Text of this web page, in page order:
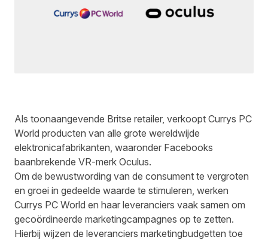
Als toonaangevende Britse retailer, verkoopt Currys PC
World producten van alle grote wereldwijde
elektronicafabrikanten, waaronder Facebooks
baanbrekende VR-merk Oculus.
Om de bewustwording van de consument te vergroten
en groei in gedeelde waarde te stimuleren, werken
Currys PC World en haar leveranciers vaak samen om
gecoördineerde marketingcampagnes op te zetten.
Hierbij wijzen de leveranciers marketingbudgetten toe